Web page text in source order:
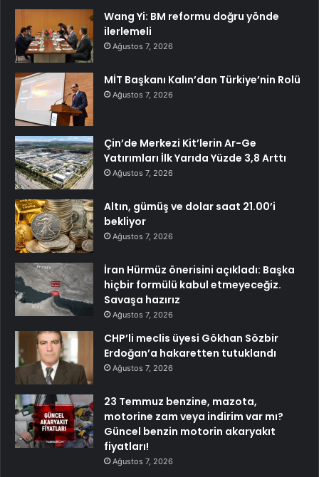
Wang Yi: BM reformu doğru yönde
ilerlemeli
Ağustos 7, 2026
MİT Başkanı Kalın’dan Türkiye’nin Rolü
Ağustos 7, 2026
Çin’de Merkezi Kit’lerin Ar-Ge
Yatırımları İlk Yarıda Yüzde 3,8 Arttı
Ağustos 7, 2026
Altın, gümüş ve dolar saat 21.00’i
bekliyor
Ağustos 7, 2026
İran Hürmüz önerisini açıkladı: Başka
hiçbir formülü kabul etmeyeceğiz.
Savaşa hazırız
Ağustos 7, 2026
CHP’li meclis üyesi Gökhan Sözbir
Erdoğan’a hakaretten tutuklandı
Ağustos 7, 2026
23 Temmuz benzine, mazota,
motorine zam veya indirim var mı?
Güncel benzin motorin akaryakıt
fiyatları!
Ağustos 7, 2026